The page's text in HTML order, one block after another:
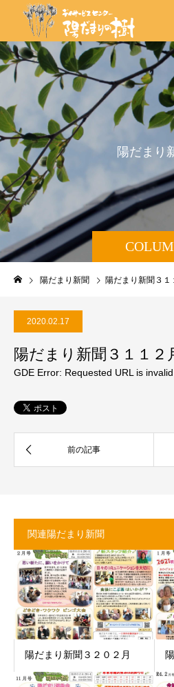
陽だ ま り
陽だまり新聞 陽だまり新聞３１
2020.02.17
陽だまり新聞３１１２
GDE Error: Requested URL is invalid
関連陽だまり新聞
陽だまり新聞３２０２月